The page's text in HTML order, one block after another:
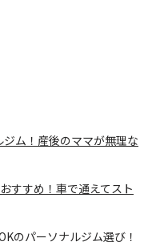
ジム！産後のママが無理な
すすめ！車で通えてスト
のパーソナルジム選び！